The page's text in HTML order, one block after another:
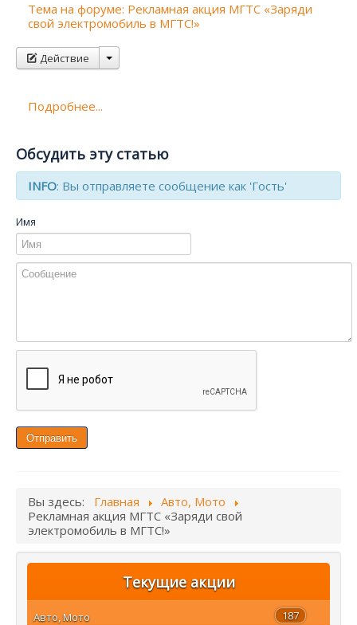
Тема на форуме: Рекламная акция МГТС «Заряди
свой электромобиль в МГТС!»
Действие
Подробнее...
Обсудить эту статью
INFO: Вы отправляете сообщение как 'Гость'
Имя
Отправить
Вы здесь: Главная
Авто, Мото
Рекламная акция МГТС «Заряди свой
электромобиль в МГТС!»
Текущие акции
187
Авто, Мото